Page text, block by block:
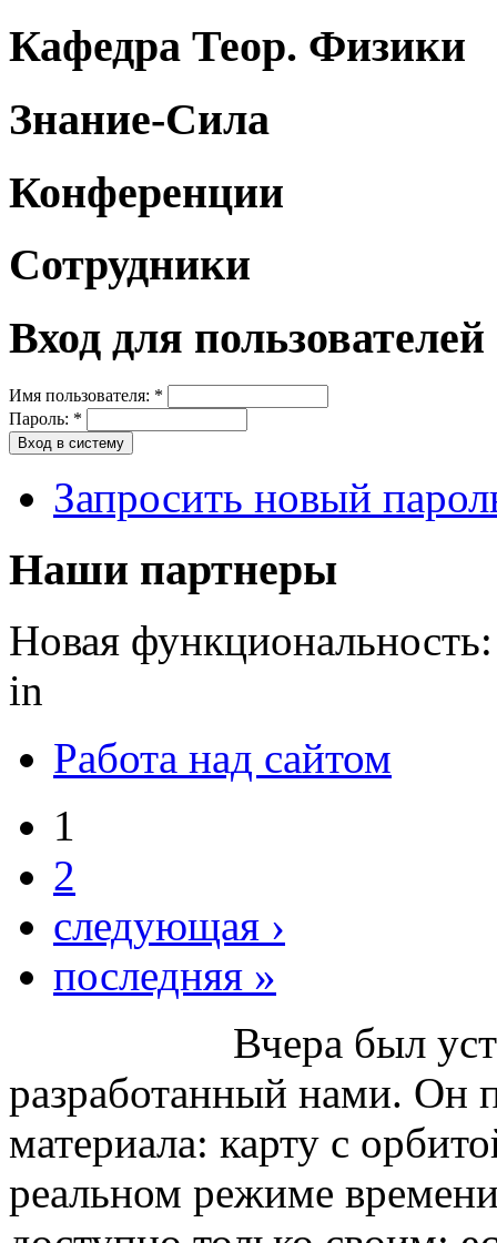
Кафедра Теор. Физики
Знание-Сила
Конференции
Сотрудники
Вход для пользователей
Имя пользователя: *
Пароль: *
Запросить новый
Наши партнеры
Новая
in
Работа над сайтом
1
2
следующая ›
последняя »
Вчера был
разработанный нами. Он
материала: карту с
реальном режиме